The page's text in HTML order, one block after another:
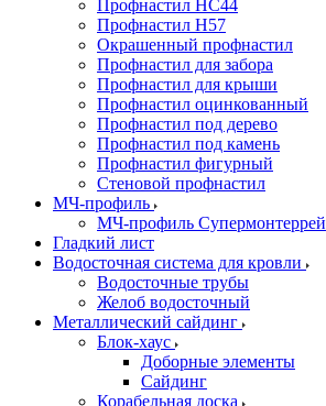
Профнастил HC44
Профнастил Н57
Окрашенный профнастил
Профнастил для забора
Профнастил для крыши
Профнастил оцинкованный
Профнастил под дерево
Профнастил под камень
Профнастил фигурный
Стеновой профнастил
МЧ-профиль
МЧ-профиль Супермонтеррей
Гладкий лист
Водосточная система для кровли
Водосточные трубы
Желоб водосточный
Металлический сайдинг
Блок-хаус
Доборные элементы
Сайдинг
Корабельная доска